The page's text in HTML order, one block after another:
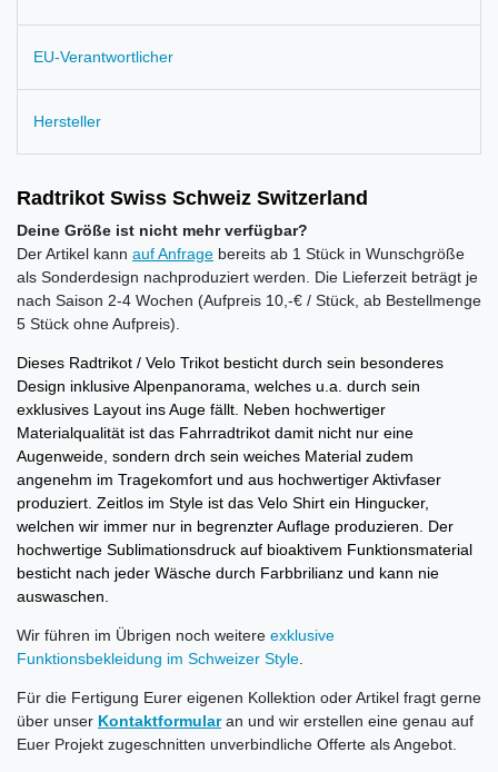
EU-Verantwortlicher
Hersteller
Radtrikot Swiss Schweiz Switzerland
Deine Größe ist nicht mehr verfügbar?
Der Artikel kann auf Anfrage bereits ab 1 Stück in Wunschgröße
als Sonderdesign nachproduziert werden. Die Lieferzeit beträgt je
nach Saison 2-4 Wochen (Aufpreis 10,-€ / Stück, ab Bestellmenge
5 Stück ohne Aufpreis).
Dieses Radtrikot / Velo Trikot besticht durch sein besonderes
Design inklusive Alpenpanorama, welches u.a. durch sein
exklusives Layout ins Auge fällt. Neben hochwertiger
Materialqualität ist das Fahrradtrikot damit nicht nur eine
Augenweide, sondern drch sein weiches Material zudem
angenehm im Tragekomfort und aus hochwertiger Aktivfaser
produziert. Zeitlos im Style ist das Velo Shirt ein Hingucker,
welchen wir immer nur in begrenzter Auflage produzieren. Der
hochwertige Sublimationsdruck auf bioaktivem Funktionsmaterial
besticht nach jeder Wäsche durch Farbbrilianz und kann nie
auswaschen.
Wir führen im Übrigen noch weitere exklusive
Funktionsbekleidung im Schweizer Style.
Für die Fertigung Eurer eigenen Kollektion oder Artikel fragt gerne
über unser Kontaktformularan und wir erstellen eine genau auf
Euer Projekt zugeschnitten unverbindliche Offerte als Angebot.